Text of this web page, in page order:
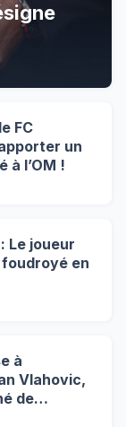
FC
un
à l’OM !
Le joueur
en
à
Vlahovic,
de